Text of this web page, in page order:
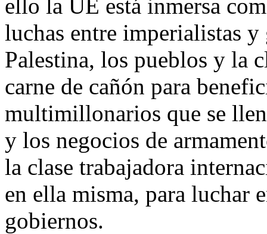
ello la UE está inmersa
luchas entre imperialistas
Palestina, los pueblos y la
carne de cañón para
multimillonarios que se
y los negocios de
la clase trabajadora
en ella misma, para luchar
gobiernos.